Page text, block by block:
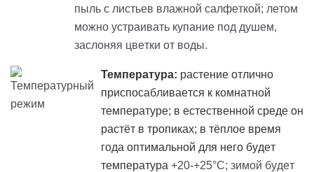
пыль с листьев влажной салфеткой; летом
можно устраивать купание под душем,
заслоняя цветки от воды.
Температура: растение отлично
приспосабливается к комнатной
температуре; в естественной среде он
растёт в тропиках; в тёплое время
года оптимальной для него будет
температура +20-+25°C; зимой будет